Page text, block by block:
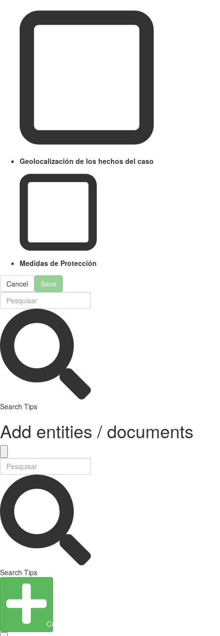
Geolocalización de los hechos del caso
Medidas de Protección
Cancel Save
Search Tips
Add entities / documents
Search Tips
Create Entity